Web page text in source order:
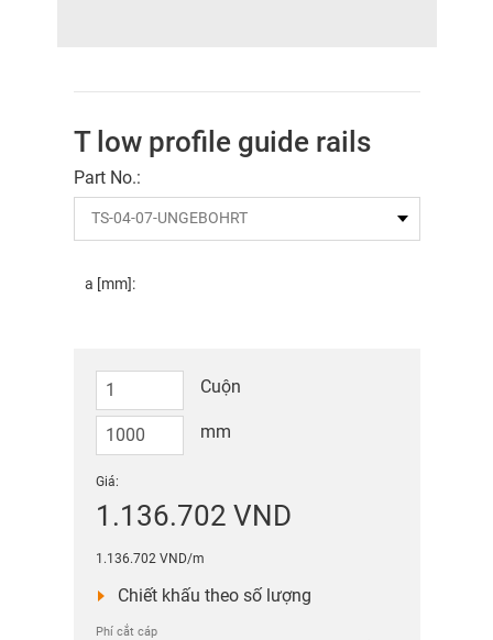
T low profile guide rails
Part No.:
a [mm]:
Cuộn
mm
Giá:
1.136.702 VND
1.136.702 VND/m
Chiết khấu theo số lượng
Phí cắt cáp